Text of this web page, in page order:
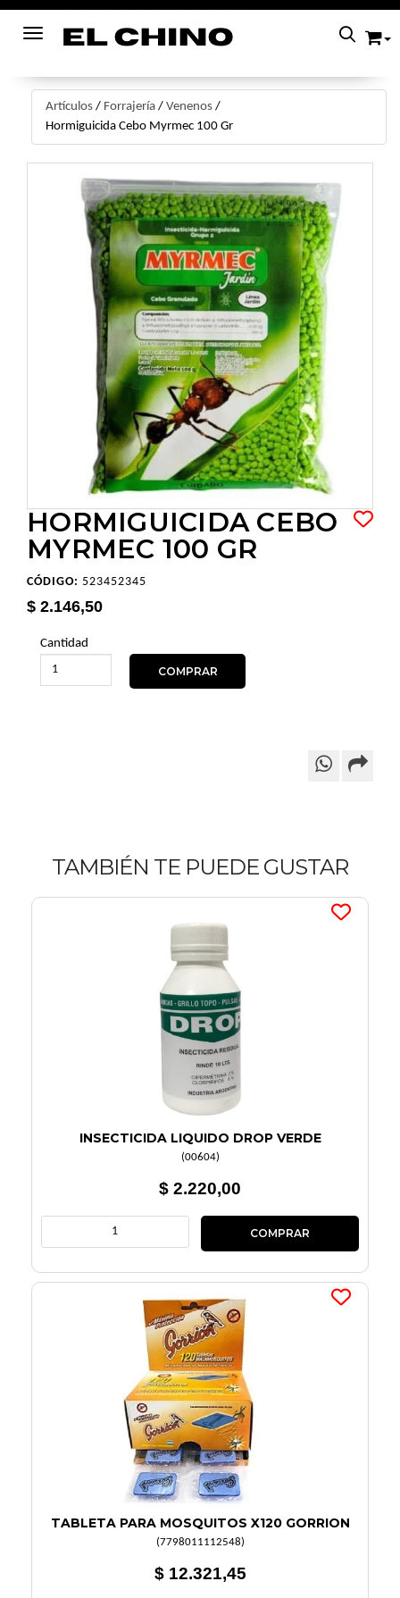
Toggle navigation
Artículos / Forrajería / Venenos /
Hormiguicida Cebo Myrmec 100 Gr
HORMIGUICIDA CEBO
MYRMEC 100 GR
CÓDIGO: 523452345
$ 2.146,50
Cantidad
TAMBIÉN TE PUEDE GUSTAR
INSECTICIDA LIQUIDO DROP VERDE
(00604)
$ 2.220,00
TABLETA PARA MOSQUITOS X120 GORRION
(7798011112548)
$ 12.321,45